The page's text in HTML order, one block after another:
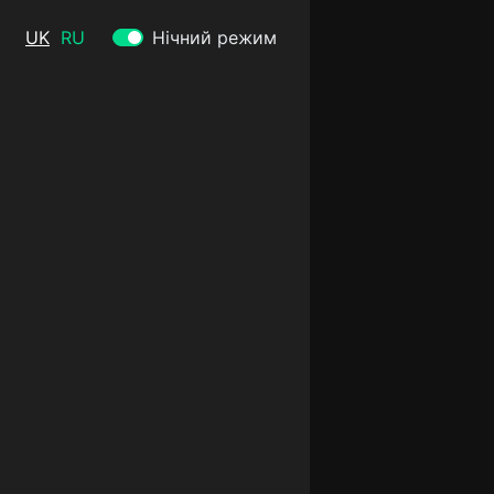
UK RU Нічний режим